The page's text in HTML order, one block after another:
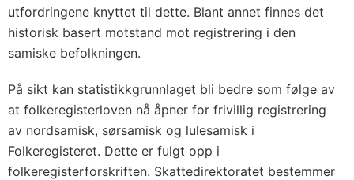
utfordringene knyttet til dette. Blant annet finnes det
historisk basert motstand mot registrering i den
samiske befolkningen.
På sikt kan statistikkgrunnlaget bli bedre som følge av
at folkeregisterloven nå åpner for frivillig registrering
av nordsamisk, sørsamisk og lulesamisk i
Folkeregisteret. Dette er fulgt opp i
folkeregisterforskriften. Skattedirektoratet bestemmer